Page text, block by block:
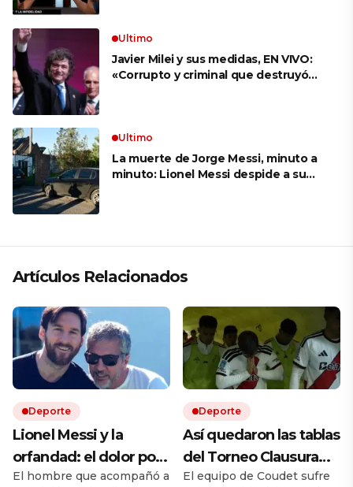
Ultimo
Javier Milei y sus medidas, EN VIVO:
«Corrupto y criminal que destruyó
Ultimo
La muerte de Jorge Messi, minuto a
minuto: Lionel Messi despide a su
Artículos Relacionados
Deporte
Lionel Messi y la
orfandad: el dolor por
la muerte de Jorge y el
El hombre que acompañó a
Deporte
Así quedaron las tablas
del Torneo Clausura
2026: River sigue
El equipo de Coudet sufre